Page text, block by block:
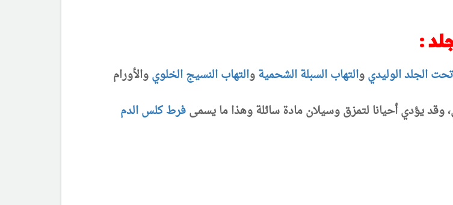
:
الجلد الوليديوالتهاب السبلة الشحميةوالتهاب النسيج الخلويوالأورام
يؤدي أحيانا لتمزق وسيلان مادة سائلة وهذا ما يسمىفرط كلس الدم